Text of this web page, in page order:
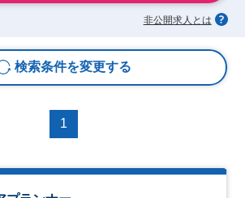
非公開求人とは
検索条件を変更する
1